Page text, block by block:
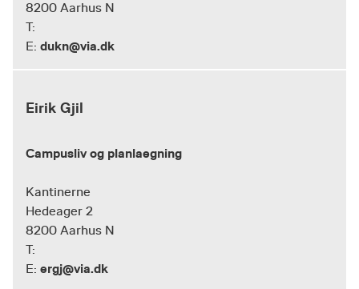
8200 Aarhus N
T:
E: dukn@via.dk
Eirik Gjil
Campusliv og planlaegning
Kantinerne
Hedeager 2
8200 Aarhus N
T:
E: ergj@via.dk